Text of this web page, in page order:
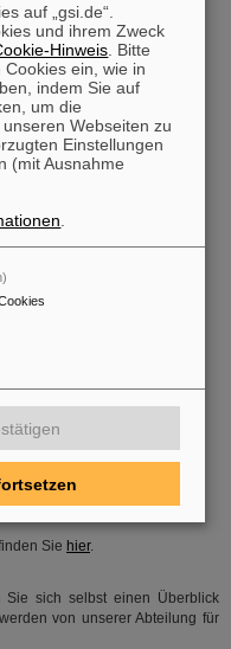
Sie hier.
Sie sich selbst einen Überblick
von unserer Abteilung für
auf „gsi.de“.
und ihrem Zweck
Hinweis . Bitte
ein, wie in
indem Sie auf
um die
Webseiten zu
Einstellungen
(mit Ausnahme